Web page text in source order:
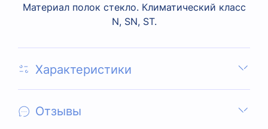
Материал полок стекло. Климатический класс
N, SN, ST.
Характеристики
Отзывы